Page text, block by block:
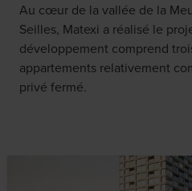
Au cœur de la vallée de la
Seilles, Matexi a réalisé le
développement comprend
appartements relativement
privé fermé.